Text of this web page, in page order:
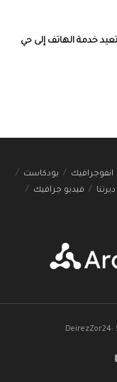
تعيد خدمة الهاتف إلى حي
انفوجرافيك
بودكاست
فيديو جرافيك
DeirezZor24: